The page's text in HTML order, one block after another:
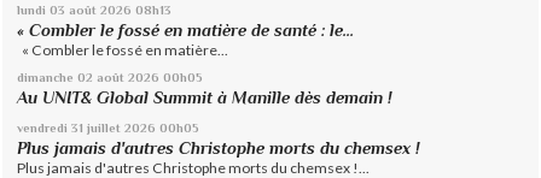
lundi 03 août 2026 08h13
« Combler le fossé en matière de santé : le...
« Combler le fossé en matière...
dimanche 02 août 2026 00h05
Au UNIT& Global Summit à Manille dès demain !
vendredi 31 juillet 2026 00h05
Plus jamais d'autres Christophe morts du chemsex !
Plus jamais d'autres Christophe morts du chemsex !...